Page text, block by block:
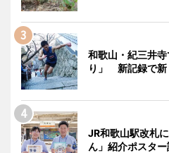
和歌山・紀三井
り」 新記録で新
JR和歌山駅改札
ん」紹介ポスタ